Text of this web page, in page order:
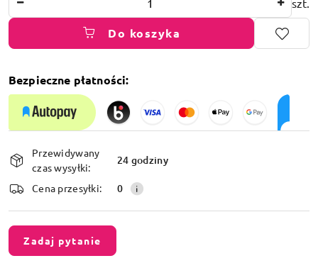
szt.
Do koszyka
Bezpieczne płatności:
Dostępność
i
dostawa
Przewidywany
czas wysyłki:
24 godziny
Cena przesyłki: 0
Zadaj pytanie